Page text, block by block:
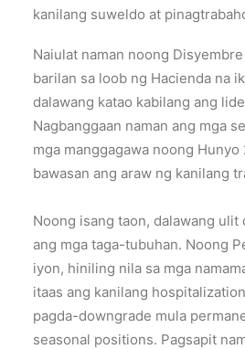
kanilang suweldo at
Naiulat naman noong
barilan sa loob ng Hacienda na
dalawang katao kabilang ang
Nagbanggaan naman ang mga
mga manggagawa noong Hunyo
bawasan ang araw ng kanilang
Noong isang taon, dalawang
ang mga taga-tubuhan. Noong
iyon, hiniling nila sa mga
itaas ang kanilang
pagda-downgrade mula
seasonal positions. Pagsapit